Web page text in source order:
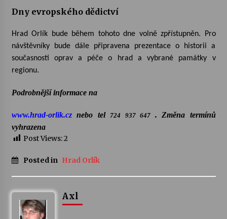
Dny evropského dědictví
Hrad Orlík bude během tohoto dne volně zpřístupněn. Pro
návštěvníky bude dále připravena prezentace o historii a
současnosti oprav a péče o hrad a vybrané památky v
regionu.
Podrobnější informace na
www.hrad-orlik.cz nebo tel 724 937 647 . Změna termínů
vyhrazena
Post Views:2
Posted in Hrad Orlík
Axl